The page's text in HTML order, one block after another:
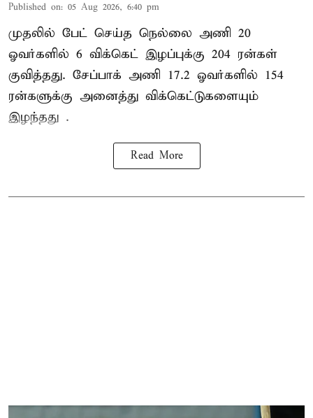
Published on: 05 Aug 2026, 6:40 pm
முதலில் பேட் செய்த நெல்லை அணி 20
ஓவர்களில் 6 விக்கெட் இழப்புக்கு 204 ரன்கள்
குவித்தது. சேப்பாக் அணி 17.2 ஓவர்களில் 154
ரன்களுக்கு அனைத்து விக்கெட்டுகளையும்
இழந்தது .
Read More